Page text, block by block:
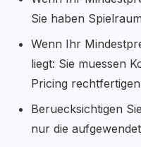
Sie haben
Wenn Ihr
liegt: Sie muessen
Pricing rechtfertigen
Beruecksichtigen
nur die